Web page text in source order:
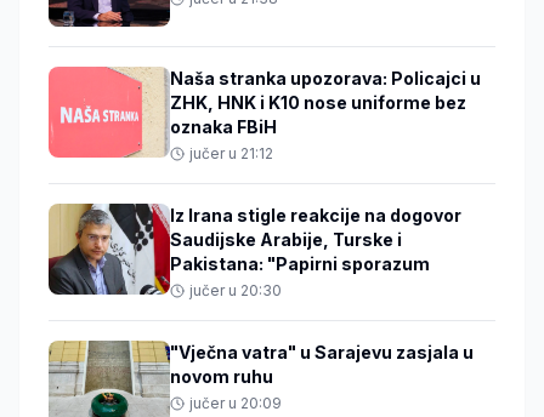
Naša stranka upozorava: Policajci u
ZHK, HNK i K10 nose uniforme bez
oznaka FBiH
jučer u 21:12
Iz Irana stigle reakcije na dogovor
Saudijske Arabije, Turske i
Pakistana: "Papirni sporazum
jučer u 20:30
"Vječna vatra" u Sarajevu zasjala u
novom ruhu
jučer u 20:09